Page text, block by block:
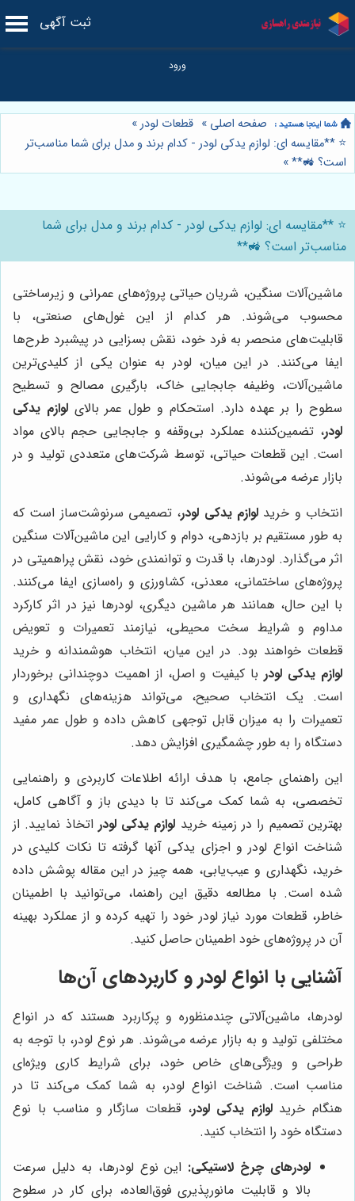
ثبت آگهی
صفحه اصلی » قطعات لودر»
⭐️ **مقایسه ای: لوازم یدکی لودر - کدام برند و مدل برای شما مناسب‌تر
است؟ 🚜**»
⭐️ **مقایسه ای: لوازم یدکی لودر - کدام برند و مدل برای شما
مناسب‌تر است؟ 🚜**
ماشین‌آلات سنگین، شریان حیاتی پروژه‌های عمرانی و زیرساختی
محسوب می‌شوند. هر کدام از این غول‌های صنعتی، با
قابلیت‌های منحصر به فرد خود، نقش بسزایی در پیشبرد طرح‌ها
ایفا می‌کنند. در این میان، لودر به عنوان یکی از کلیدی‌ترین
ماشین‌آلات، وظیفه جابجایی خاک، بارگیری مصالح و تسطیح
سطوح را بر عهده دارد. استحکام و طول عمر بالایلوازم یدکی
لودر، تضمین‌کننده عملکرد بی‌وقفه و جابجایی حجم بالای مواد
است. این قطعات حیاتی، توسط شرکت‌های متعددی تولید و در
بازار عرضه می‌شوند.
انتخاب و خرید لوازم یدکی لودر، تصمیمی سرنوشت‌ساز است که
به طور مستقیم بر بازدهی، دوام و کارایی این ماشین‌آلات سنگین
اثر می‌گذارد. لودرها، با قدرت و توانمندی خود، نقش پراهمیتی در
پروژه‌های ساختمانی، معدنی، کشاورزی و راه‌سازی ایفا می‌کنند.
با این حال، همانند هر ماشین دیگری، لودرها نیز در اثر کارکرد
مداوم و شرایط سخت محیطی، نیازمند تعمیرات و تعویض
قطعات خواهند بود. در این میان، انتخاب هوشمندانه و خرید
لوازم یدکی لودربا کیفیت و اصل، از اهمیت دوچندانی برخوردار
است. یک انتخاب صحیح، می‌تواند هزینه‌های نگهداری و
تعمیرات را به میزان قابل توجهی کاهش داده و طول عمر مفید
دستگاه را به طور چشمگیری افزایش دهد.
این راهنمای جامع، با هدف ارائه اطلاعات کاربردی و راهنمایی
تخصصی، به شما کمک می‌کند تا با دیدی باز و آگاهی کامل،
بهترین تصمیم را در زمینه خرید لوازم یدکی لودر اتخاذ نمایید. از
شناخت انواع لودر و اجزای یدکی آنها گرفته تا نکات کلیدی در
خرید، نگهداری و عیب‌یابی، همه چیز در این مقاله پوشش داده
شده است. با مطالعه دقیق این راهنما، می‌توانید با اطمینان
خاطر، قطعات مورد نیاز لودر خود را تهیه کرده و از عملکرد بهینه
آن در پروژه‌های خود اطمینان حاصل کنید.
آشنایی با انواع لودر و کاربردهای آن‌ها
لودرها، ماشین‌آلاتی چندمنظوره و پرکاربرد هستند که در انواع
مختلفی تولید و به بازار عرضه می‌شوند. هر نوع لودر، با توجه به
طراحی و ویژگی‌های خاص خود، برای شرایط کاری ویژه‌ای
مناسب است. شناخت انواع لودر، به شما کمک می‌کند تا در
هنگام خریدلوازم یدکی لودر، قطعات سازگار و مناسب با نوع
دستگاه خود را انتخاب کنید.
لودرهای چرخ لاستیکی: این نوع لودرها، به دلیل سرعت
بالا و قابلیت مانورپذیری فوق‌العاده، برای کار در سطوح